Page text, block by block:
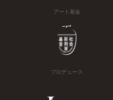
アート基金
プロデュース